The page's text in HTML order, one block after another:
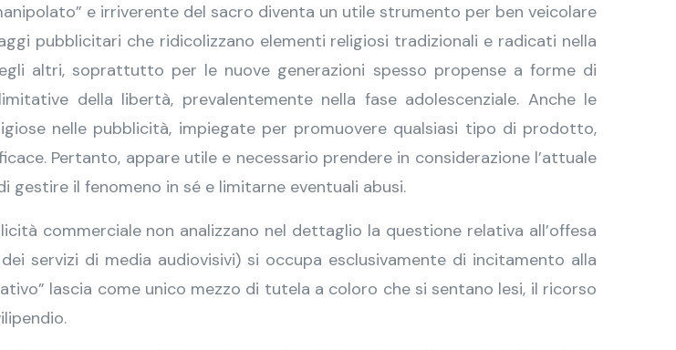
e irriverente del sacro diventa un utile strumento per ben veicolare
pubblicitari che ridicolizzano elementi religiosi tradizionali e radicati nella
altri, soprattutto per le nuove generazioni spesso propense a forme di
della libertà, prevalentemente nella fase adolescenziale. Anche le
nelle pubblicità, impiegate per promuovere qualsiasi tipo di prodotto,
Pertanto, appare utile e necessario prendere in considerazione l’attuale
gestire il fenomeno in sé e limitarne eventuali abusi.
commerciale non analizzano nel dettaglio la questione relativa all’offesa
servizi di media audiovisivi) si occupa esclusivamente di incitamento alla
lascia come unico mezzo di tutela a coloro che si sentano lesi, il ricorso